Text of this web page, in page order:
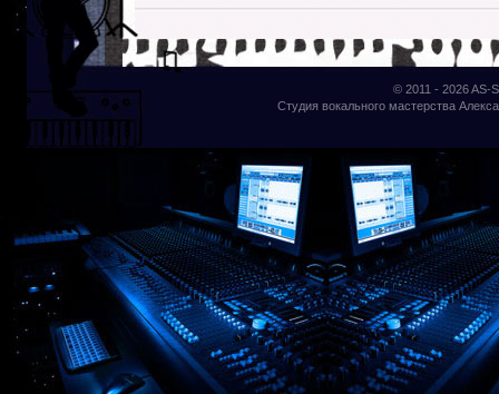
© 2011 - 2026AS-
Студия вокального мастерства